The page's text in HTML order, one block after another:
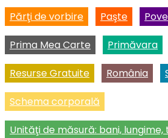
Părţi de vorbire Paşte
Prima Mea Carte Primăvara
Resurse Gratuite România
Schema corporală
Unităţi de măsură: bani, lungime,